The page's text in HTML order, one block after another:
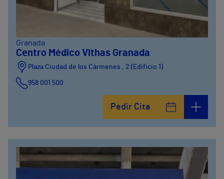
Granada
Centro Médico Vithas Granada
Plaza Ciudad de los Cármenes , 2 (Edificio 1)
958 001 500
Pedir Cita